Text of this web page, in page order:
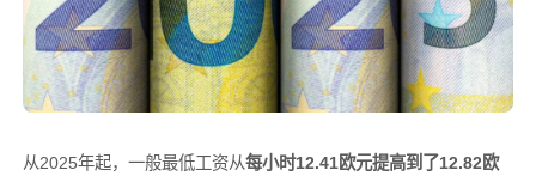
从2025年起，一般最低工资从每小时12.41欧元提高到了12.82欧